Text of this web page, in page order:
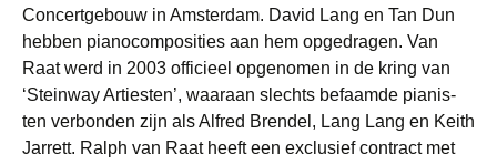
Concertgebouw in Amsterdam. David Lang en Tan Dun
hebben pianocomposities aan hem opgedragen. Van
Raat werd in 2003 officieel opgenomen in de kring van
‘Steinway Artiesten’, waaraan slechts befaamde pianis-
ten verbonden zijn als Alfred Brendel, Lang Lang en Keith
Jarrett. Ralph van Raat heeft een exclusief contract met